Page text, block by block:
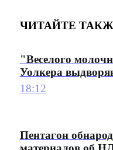
ЧИТАЙТЕ
"Веселого
Уолкера
18:12
Пентагон